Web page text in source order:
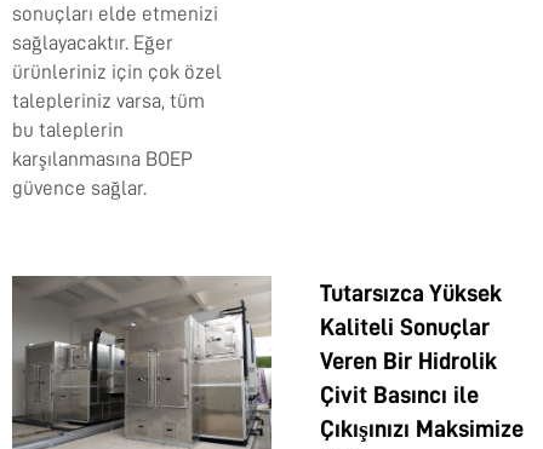
sonuçları elde etmenizi
sağlayacaktır. Eğer
ürünleriniz için çok özel
talepleriniz varsa, tüm
bu taleplerin
karşılanmasına BOEP
güvence sağlar.
Tutarsızca Yüksek
Kaliteli Sonuçlar
Veren Bir Hidrolik
Çivit Basıncı ile
Çıkışınızı Maksimize